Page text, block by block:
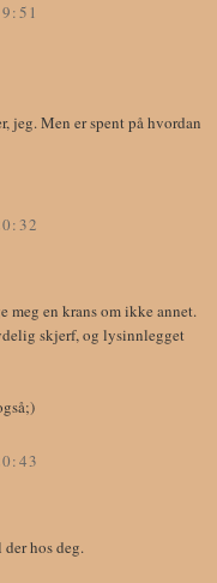
jeg. Men er spent på hvordan
meg en krans om ikke annet.
skjerf, og lysinnlegget
hos deg.